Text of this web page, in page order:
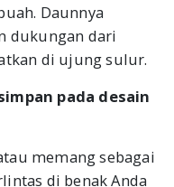
Daunnya
dukungan dari
di ujung sulur.
pada desain
memang sebagai
di benak Anda